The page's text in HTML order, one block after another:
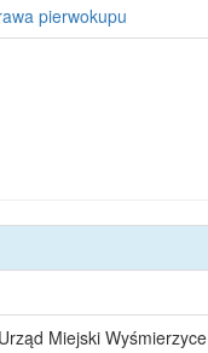
pierwokupu
Miejski Wyśmierzyce